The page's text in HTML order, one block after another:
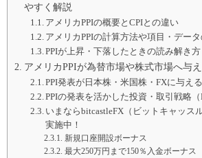
やすく解説
アメリカPPIの概要とCPIとの違い
アメリカPPIの計算方法や項目・デー
PPIが上昇・下落したときの読み解き方
アメリカPPIが為替市場や株式市場へ与
PPI発表が日本株・米国株・FXに与え
PPIの発表を活かした投資・取引戦略（
いまならbitcastleFX（ビットキャッス
実施中！
新規口座開設ボーナス
最大250万円まで150％入金ボーナス